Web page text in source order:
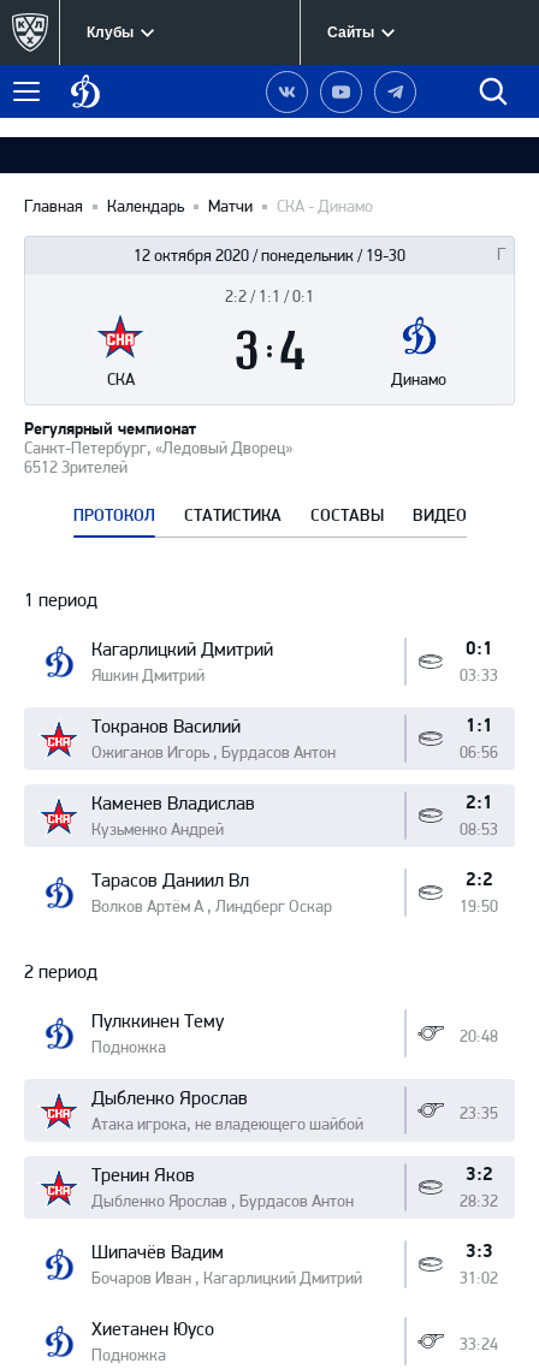
Клубы Сайты
Меню
Динамо
Москва
Наша
группа
Вконтакте
Наш
канал
YouTube
Наш
канал
Telegram
Главная Календарь Матчи СКА - Динамо
12 октября 2020 / понедельник / 19-30
Санкт-Петербург, «Ледовый Дворец»
6512 Зрителей
Регулярный чемпионат
матча
2:2 / 1:1 / 0:1
СКА Динамо
ПРОТОКОЛ СТАТИСТИКА СОСТАВЫ ВИДЕО
Протокол
1 период
Кагарлицкий Дмитрий
Яшкин Дмитрий
0:1
03:33
Токранов Василий
Ожиганов Игорь , Бурдасов Антон
1:1
06:56
Каменев Владислав
Кузьменко Андрей
2:1
08:53
Тарасов Даниил Вл
Волков Артём А , Линдберг Оскар
2:2
19:50
2 период
Пулккинен Тему
Подножка
20:48
Дыбленко Ярослав
Атака игрока, не владеющего шайбой
23:35
Тренин Яков
Дыбленко Ярослав , Бурдасов Антон
3:2
28:32
Шипачёв Вадим
Бочаров Иван , Кагарлицкий Дмитрий
3:3
31:02
Хиетанен Юусо
Подножка
33:24